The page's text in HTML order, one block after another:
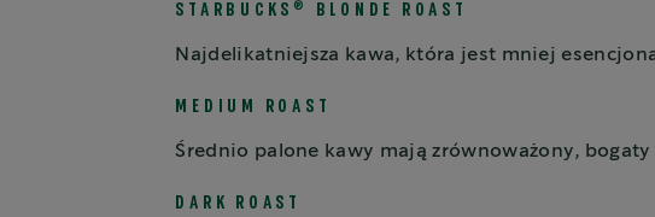
STARBUCKS ® BLONDE ROAST
Najdelikatniejsza kawa, która jest mniej
MEDIUM ROAST
Średnio palone kawy mają zrównoważony, bogaty
DARK ROAST